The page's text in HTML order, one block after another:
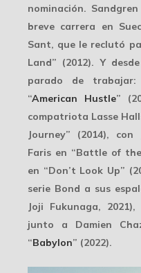
nominación.
breve carrera en
Sant, que le reclutó
Land” (2012). Y
parado de
“American Hustle”
compatriota Lasse
Journey” (2014),
Faris en “Battle of the
en “Don’t Look Up”
serie Bond a sus
Joji Fukunaga,
junto a Damien
“Babylon” (2022).